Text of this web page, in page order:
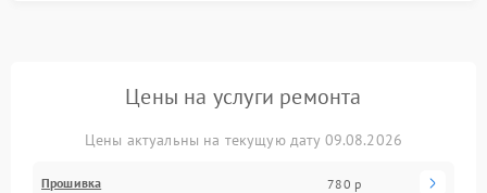
Цены на услуги ремонта
Цены актуальны на текущую дату 09.08.2026
Прошивка 780 р